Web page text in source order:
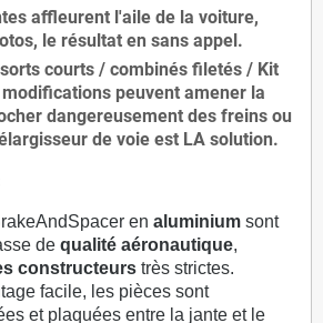
affleurent l'aile de la voiture,
le résultat en sans appel.
courts / combinés filetés / Kit
peuvent amener la
dangereusement des freins ou
de voie est LA solution.
en aluminium sont
de qualité aéronautique,
constructeurs très strictes.
facile, les pièces sont
et plaquées entre la jante et le